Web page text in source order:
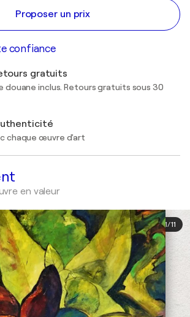
Proposer un prix
confiance
gratuits
douane inclus. Retours gratuits sous 30
chaque œuvre d'art
en valeur
1/11